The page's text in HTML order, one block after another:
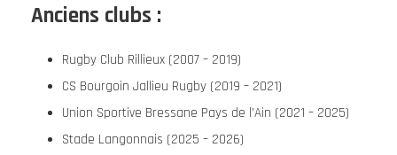
Anciens clubs :
Rugby Club Rillieux (2007 – 2019)
CS Bourgoin Jallieu Rugby (2019 – 2021)
Union Sportive Bressane Pays de l’Ain (2021 – 2025)
Stade Langonnais (2025 – 2026)